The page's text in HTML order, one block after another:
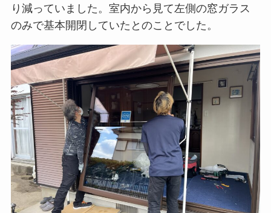
り減っていました。室内から見て左側の窓ガラス
のみで基本開閉していたとのことでした。